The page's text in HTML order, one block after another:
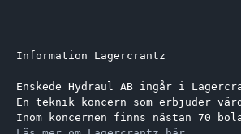
Information Lagercrantz
Enskede Hydraul AB ingår i
En teknik koncern som erbjuder
Inom koncernen finns nästan 70